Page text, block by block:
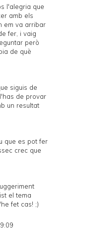
l'alegria que
amb els
em va arribar
fer, i vaig
però
de què
siguis de
de provar
un resultat
que es pot fer
crec que
el tema
fet cas! ;)